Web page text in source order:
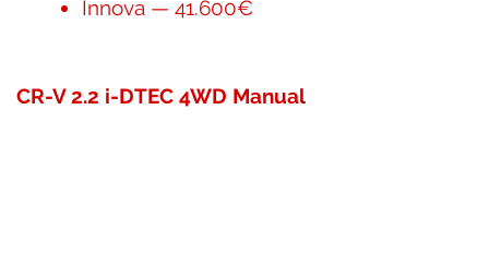
Innova — 41.600€
CR-V 2.2 i-DTEC 4WD Manual